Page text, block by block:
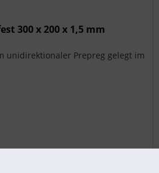
300 x 200 x 1,5 mm
unidirektionaler Prepreg gelegt im